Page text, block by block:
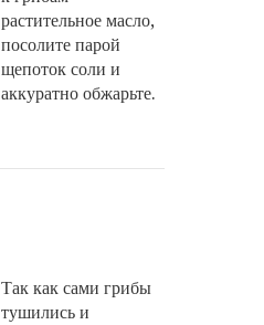
растительное масло,
посолите парой
щепоток соли и
аккуратно обжарьте.
Так как сами грибы
тушились и